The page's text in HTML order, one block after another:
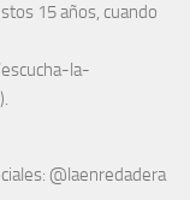
15 años, cuando
la-
@laenredadera